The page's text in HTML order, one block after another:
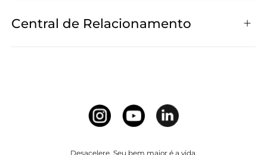
Central de Relacionamento
Desacelere. Seu bem maior é a vida.